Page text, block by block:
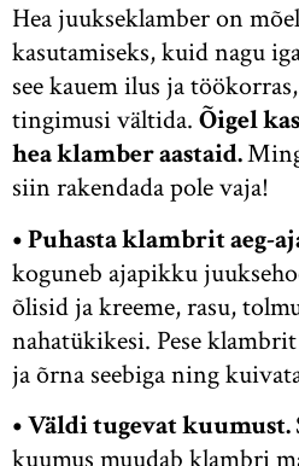
Hea juukseklamber on
kasutamiseks, kuid nagu
see kauem ilus ja
tingimusi vältida. Õigel
hea klamber aastaid.
siin rakendada pole vaja!
• Puhasta klambrit aeg-
koguneb ajapikku
õlisid ja kreeme, rasu,
nahatükikesi. Pese
ja õrna seebiga ning
• Väldi tugevat kuumust.